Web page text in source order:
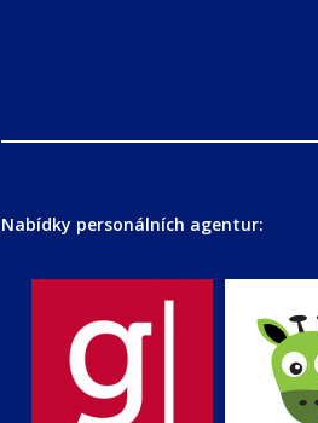
Nabídky personálních agentur: